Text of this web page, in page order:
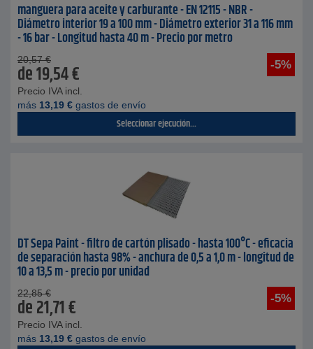
manguera para aceite y carburante - EN 12115 - NBR -
Diámetro interior 19 a 100 mm - Diámetro exterior 31 a 116 mm
- 16 bar - Longitud hasta 40 m - Precio por metro
-5%
20,57 €
de19,54€
Precio IVA incl.
más 13,19 € gastos de envío
Seleccionar ejecución...
DT Sepa Paint - filtro de cartón plisado - hasta 100°C - eficacia
de separación hasta 98% - anchura de 0,5 a 1,0 m - longitud de
10 a 13,5 m - precio por unidad
-5%
22,85 €
de21,71€
Precio IVA incl.
más 13,19 € gastos de envío